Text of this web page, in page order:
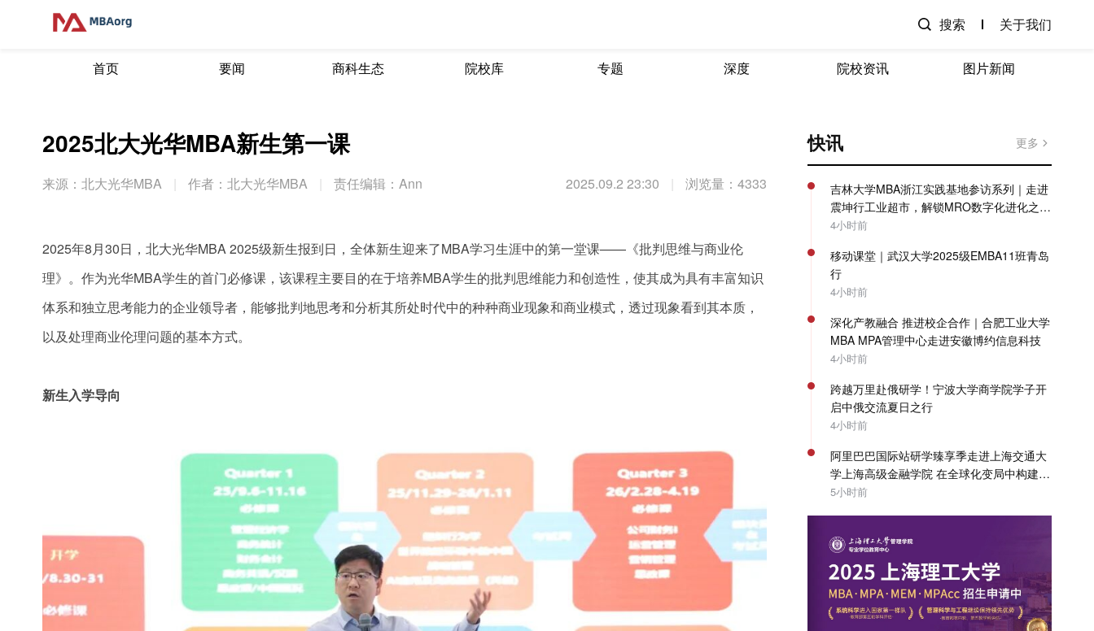
搜索 关于我们
首页 要闻 商科生态 院校库 专题 深度 院校资讯 图片新闻
2025北大光华MBA新生第一课
来源：北大光华MBA 作者：北大光华MBA 责任编辑：Ann 2025.09.2 23:30 浏览量：4333
2025年8月30日，北大光华MBA 2025级新生报到日，全体新生迎来了MBA学习生涯中的第一堂课——《批判思维与商业伦
理》。作为光华MBA学生的首门必修课，该课程主要目的在于培养MBA学生的批判思维能力和创造性，使其成为具有丰富知识
体系和独立思考能力的企业领导者，能够批判地思考和分析其所处时代中的种种商业现象和商业模式，透过现象看到其本质，
以及处理商业伦理问题的基本方式。
新生入学导向
快讯 更多
吉林大学MBA浙江实践基地参访系列｜走进
震坤行工业超市，解锁MRO数字化进化之
路！
4小时前
移动课堂｜武汉大学2025级EMBA11班青岛
行
4小时前
深化产教融合 推进校企合作｜合肥工业大学
MBA MPA管理中心走进安徽博约信息科技
4小时前
跨越万里赴俄研学！宁波大学商学院学子开
启中俄交流夏日之行
4小时前
阿里巴巴国际站研学臻享季走进上海交通大
学上海高级金融学院 在全球化变局中构建企
业出海系统能力 | SAIF动态
5小时前